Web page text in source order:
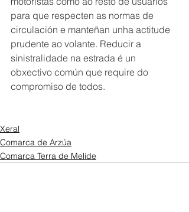
para que respecten as normas de
circulación e manteñan unha actitude
prudente ao volante. Reducir a
sinistralidade na estrada é un
obxectivo común que require do
compromiso de todos.
Xeral
Comarca de Arzúa
Comarca Terra de Melide